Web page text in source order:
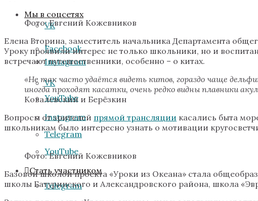
VK
Instagram
YouTube
Telegram
Стать участником
Мы в соцсетях
Facebook
VK
Instagram
YouTube
Telegram
Фото: Евгений Кожевников
Елена Вторина, заместитель начальника Департамента
Уроку проявили интерес не только школьники, но и
встречают путешественники, особенно – о китах.
«Не так часто удаётся видеть китов, гораздо чаще
иногда проходят касатки, очень редко видны плавники
Ковалевский и Берёзкин
Вопросы от зрителей прямой трансляции касались быта
школьникам было интересно узнать о мотивации
Фото: Евгений Кожевников
Базовой школой проекта «Уроки из Океана» стала
школы Батуринского и Александровского района, школа